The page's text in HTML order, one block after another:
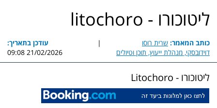
ליטוכורו - litochoro
כותב המאמר: שרית רוסו
דוידובסקי, מנהלת ייעוץ, תוכן וטיולים
|
עודכן בתאריך:
21/02/2026 09:08
ליטוכורו - Litochoro